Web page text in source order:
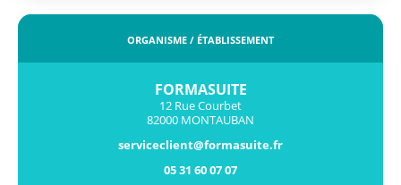
ORGANISME / ÉTABLISSEMENT
FORMASUITE
12 Rue Courbet
82000 MONTAUBAN
serviceclient@formasuite.fr
05 31 60 07 07